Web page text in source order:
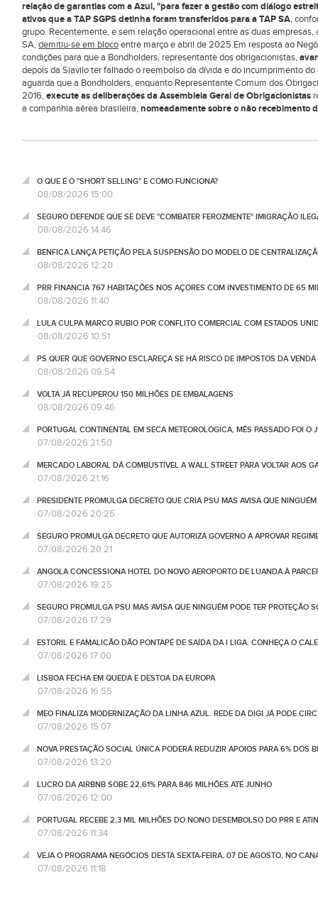
relação de garantias com a Azul, "para fazer a gestão com diálogo
ativos que a TAP SGPS detinha foram transferidos para a TAP SA,
grupo. Recentemente, e sem relação operacional entre as duas
SA,demitiu-se em blocoentre março e abril de 2025.Em resposta ao
condições para que a Bondholders, representante dos obrigacionistas,
depois da Siavilo ter falhado o reembolso da dívida e do incumprimento
aguarda que a Bondholders, enquanto Representante Comum dos
2016,execute as deliberações da Assembleia Geral de Obrigacionistas
a companhia aérea brasileira,nomeadamente sobre o não recebimento
O QUE É O "SHORT SELLING" E COMO FUNCIONA?
08/08/2026 15:00
SEGURO DEFENDE QUE SE DEVE "COMBATER FEROZMENTE" IMIGRAÇÃO
08/08/2026 14:46
BENFICA LANÇA PETIÇÃO PELA SUSPENSÃO DO MODELO DE
08/08/2026 12:20
PRR FINANCIA 767 HABITAÇÕES NOS AÇORES COM INVESTIMENTO DE 65
08/08/2026 11:40
LULA CULPA MARCO RUBIO POR CONFLITO COMERCIAL COM ESTADOS
08/08/2026 10:51
PS QUER QUE GOVERNO ESCLAREÇA SE HÁ RISCO DE IMPOSTOS DA
08/08/2026 09:54
VOLTA JÁ RECUPEROU 150 MILHÕES DE EMBALAGENS
08/08/2026 09:46
PORTUGAL CONTINENTAL EM SECA METEOROLÓGICA, MÊS PASSADO FOI O
07/08/2026 21:50
MERCADO LABORAL DÁ COMBUSTÍVEL A WALL STREET PARA VOLTAR AOS
07/08/2026 21:16
PRESIDENTE PROMULGA DECRETO QUE CRIA PSU MAS AVISA QUE
07/08/2026 20:25
SEGURO PROMULGA DECRETO QUE AUTORIZA GOVERNO A APROVAR
07/08/2026 20:21
ANGOLA CONCESSIONA HOTEL DO NOVO AEROPORTO DE LUANDA À
07/08/2026 19:25
SEGURO PROMULGA PSU MAS AVISA QUE NINGUÉM PODE TER PROTEÇÃO
07/08/2026 17:29
ESTORIL E FAMALICÃO DÃO PONTAPÉ DE SAÍDA DA I LIGA. CONHEÇA O
07/08/2026 17:00
LISBOA FECHA EM QUEDA E DESTOA DA EUROPA
07/08/2026 16:55
MEO FINALIZA MODERNIZAÇÃO DA LINHA AZUL. REDE DA DIGI JÁ PODE
07/08/2026 15:07
NOVA PRESTAÇÃO SOCIAL ÚNICA PODERÁ REDUZIR APOIOS PARA 6% DOS
07/08/2026 13:20
LUCRO DA AIRBNB SOBE 22,61% PARA 846 MILHÕES ATÉ JUNHO
07/08/2026 12:00
PORTUGAL RECEBE 2,3 MIL MILHÕES DO NONO DESEMBOLSO DO PRR E
07/08/2026 11:34
VEJA O PROGRAMA NEGÓCIOS DESTA SEXTA-FEIRA, 07 DE AGOSTO, NO
07/08/2026 11:18